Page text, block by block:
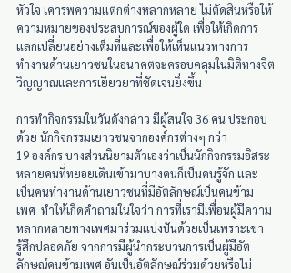
หัวใจ เคารพความแตกต่างหลากหลาย ไม่ตัดสินหรือให้
ความหมายของประสบการณ์ของผู้ใด เพื่อให้เกิดการ
แลกเปลี่ยนอย่างเต็มที่และเพื่อให้เห็นแนวทางการ
ทำงานด้านเยาวชนในอนาคตจะครอบคลุมในมิติทางจิต
วิญญาณและการเยียวยาที่ชัดเจนยิ่งขึ้น
การทำกิจกรรมในวันดังกล่าว มีผู้สนใจ 36 คน ประกอบ
ด้วย นักกิจกรรมเยาวชนจากองค์กรต่างๆ กว่า
19 องค์กร บางส่วนนิยามตัวเองว่าเป็นนักกิจกรรมอิสระ
หลายคนที่ทยอยเดินเข้ามาบางคนก็เป็นคนรู้จัก และ
เป็นคนทำงานด้านเยาวชนที่มีอัตลักษณ์เป็นคนข้าม
เพศ  ทำให้เกิดคำถามในใจว่า การที่เรามีเพื่อนผู้มีความ
หลากหลายทางเพศมาร่วมแบ่งปันด้วยเป็นเพราะเขา
รู้สึกปลอดภัย จากการมีผู้นำกระบวนการเป็นผู้มีอัต
ลักษณ์คนข้ามเพศ อันเป็นอัตลักษณ์ร่วมด้วยหรือไม่